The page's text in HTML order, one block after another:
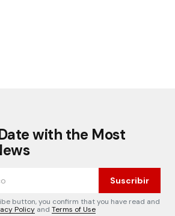
with the Most
Suscribir
button, you confirm that you have read and
Policy and Terms of Use